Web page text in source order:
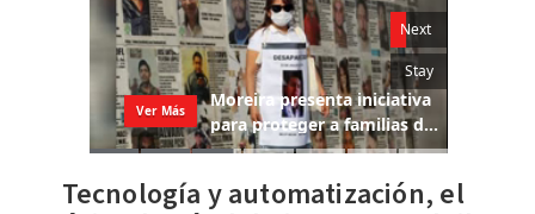
Tecnología y automatización, el